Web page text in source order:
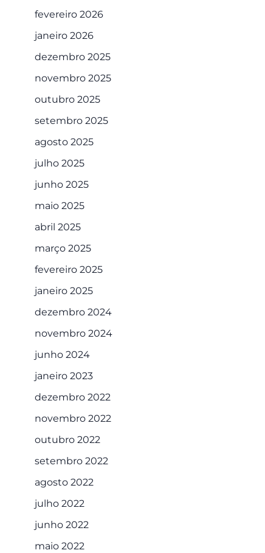
fevereiro 2026
janeiro 2026
dezembro 2025
novembro 2025
outubro 2025
setembro 2025
agosto 2025
julho 2025
junho 2025
maio 2025
abril 2025
março 2025
fevereiro 2025
janeiro 2025
dezembro 2024
novembro 2024
junho 2024
janeiro 2023
dezembro 2022
novembro 2022
outubro 2022
setembro 2022
agosto 2022
julho 2022
junho 2022
maio 2022